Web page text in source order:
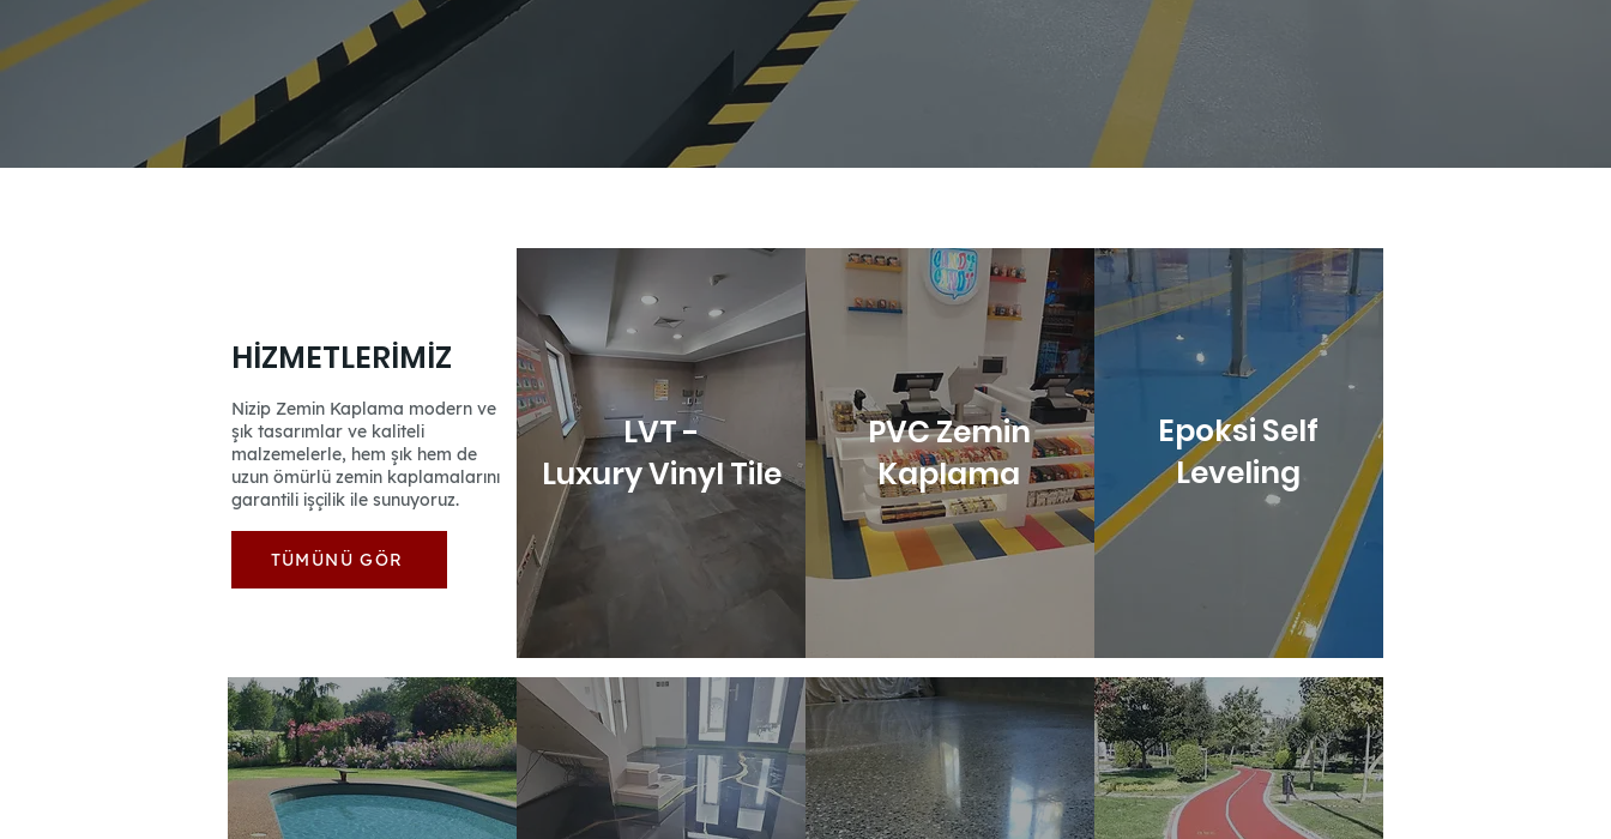
HİZMETLERİMİZ
Nizip Zemin Kaplama modern ve
şık tasarımlar ve kaliteli
malzemelerle, hem şık hem de
uzun ömürlü zemin kaplamalarını
garantili işçilik ile sunuyoruz.
TÜMÜNÜ GÖR
LVT -
Luxury Vinyl Tile
PVC Zemin
Kaplama
Epoksi Self
Leveling